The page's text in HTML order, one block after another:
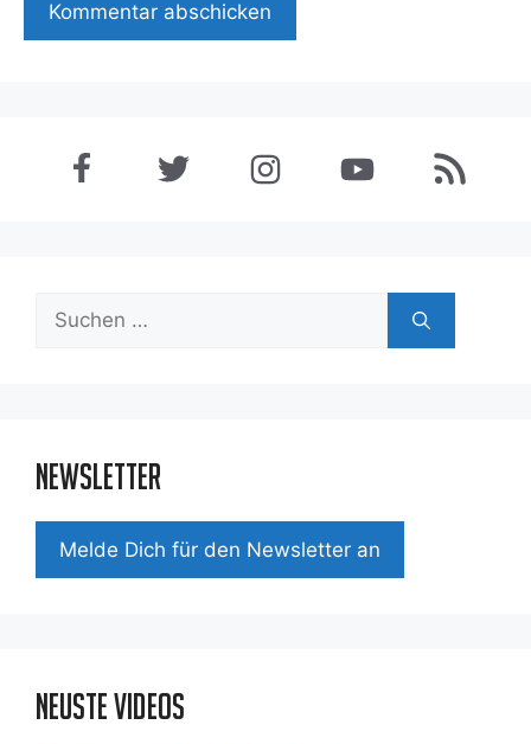
Suchen
Newsletter
Mel­de Dich für den News­let­ter an
Neuste Videos